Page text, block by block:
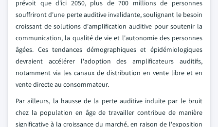
prévoit que d'ici 2050, plus de 700 millions de personnes
souffriront d'une perte auditive invalidante, soulignant le besoin
croissant de solutions d'amplification auditive pour soutenir la
communication, la qualité de vie et l'autonomie des personnes
âgées. Ces tendances démographiques et épidémiologiques
devraient accélérer l'adoption des amplificateurs auditifs,
notamment via les canaux de distribution en vente libre et en
vente directe au consommateur.
Par ailleurs, la hausse de la perte auditive induite par le bruit
chez la population en âge de travailler contribue de manière
significative à la croissance du marché, en raison de l'exposition